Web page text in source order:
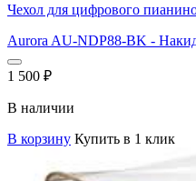
Чехол для цифрового
Aurora AU-NDP88-BK -
1 500 ₽
В наличии
В корзину Купить в 1 клик